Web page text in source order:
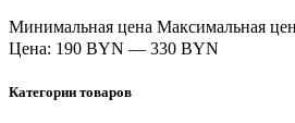
Минимальная цена Максимальная
Цена: 190 BYN — 330 BYN
Категории товаров